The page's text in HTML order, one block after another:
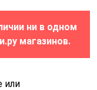
ни в одном
магазинов.
или